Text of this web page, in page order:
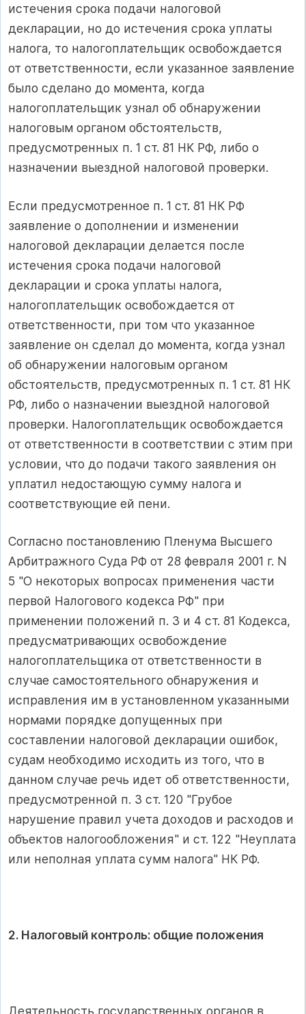
истечения срока подачи налоговой
декларации, но до истечения срока уплаты
налога, то налогоплательщик освобождается
от ответственности, если указанное заявление
было сделано до момента, когда
налогоплательщик узнал об обнаружении
налоговым органом обстоятельств,
предусмотренных п. 1 ст. 81 НК РФ, либо о
назначении выездной налоговой проверки.
Если предусмотренное п. 1 ст. 81 НК РФ
заявление о дополнении и изменении
налоговой декларации делается после
истечения срока подачи налоговой
декларации и срока уплаты налога,
налогоплательщик освобождается от
ответственности, при том что указанное
заявление он сделал до момента, когда узнал
об обнаружении налоговым органом
обстоятельств, предусмотренных п. 1 ст. 81 НК
РФ, либо о назначении выездной налоговой
проверки. Налогоплательщик освобождается
от ответственности в соответствии с этим при
условии, что до подачи такого заявления он
уплатил недостающую сумму налога и
соответствующие ей пени.
Согласно постановлению Пленума Высшего
Арбитражного Суда РФ от 28 февраля 2001 г. N
5 "О некоторых вопросах применения части
первой Налогового кодекса РФ" при
применении положений п. 3 и 4 ст. 81 Кодекса,
предусматривающих освобождение
налогоплательщика от ответственности в
случае самостоятельного обнаружения и
исправления им в установленном указанными
нормами порядке допущенных при
составлении налоговой декларации ошибок,
судам необходимо исходить из того, что в
данном случае речь идет об ответственности,
предусмотренной п. 3 ст. 120 "Грубое
нарушение правил учета доходов и расходов и
объектов налогообложения" и ст. 122 "Неуплата
или неполная уплата сумм налога" НК РФ.
2. Налоговый контроль: общие положения
Деятельность государственных органов в